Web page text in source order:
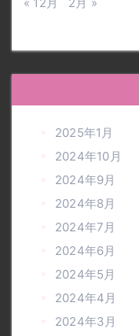
2025年1月
2024年10月
2024年9月
2024年8月
2024年7月
2024年6月
2024年5月
2024年4月
2024年3月